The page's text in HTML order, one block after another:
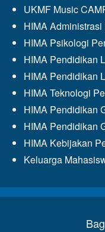
UKMF Music
HIMA
HIMA Psikologi
HIMA Pendidikan
HIMA Pendidikan
HIMA Teknologi
HIMA Pendidikan
HIMA Pendidikan
HIMA Kebijakan
Keluarga